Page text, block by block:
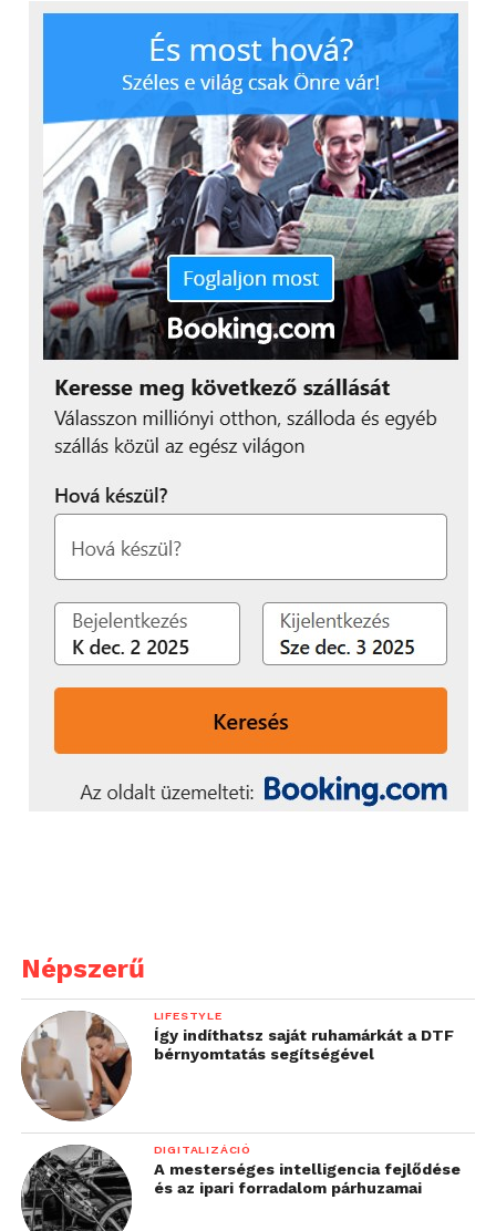
Népszerű
LIFESTYLE
Így indíthatsz saját ruhamárkát a DTF
bérnyomtatás segítségével
DIGITALIZÁCIÓ
A mesterséges intelligencia fejlődése
és az ipari forradalom párhuzamai